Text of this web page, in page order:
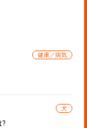
健康／病気
犬
?